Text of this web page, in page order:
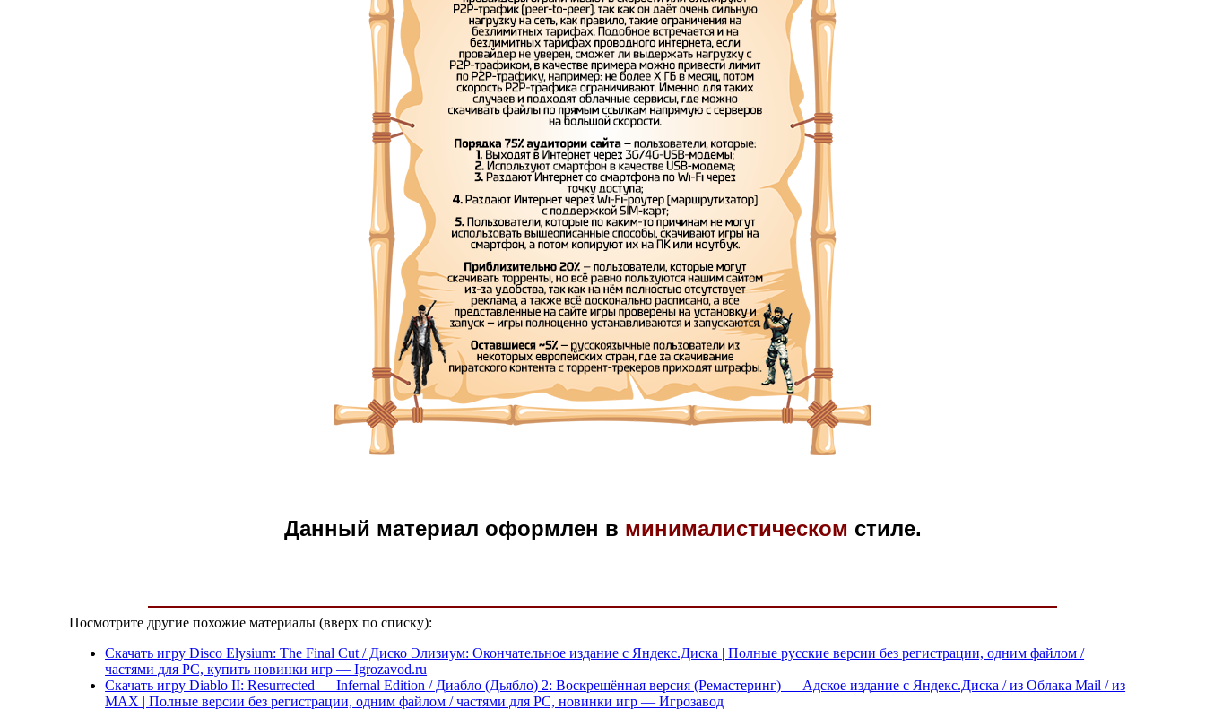
Данный материал оформлен в минималистическом стиле.
Посмотрите другие похожие материалы (вверх по списку):
Скачать игру Disco Elysium: The Final Cut / Диско Элизиум: Окончательное издание с Яндекс.Диска | Полные русские версии без регистрации, одним файлом /
частями для PC, купить новинки игр — Igrozavod.ru
Скачать игру Diablo II: Resurrected — Infernal Edition / Диабло (Дьябло) 2: Воскрешённая версия (Ремастеринг) — Адское издание с Яндекс.Диска / из Облака Mail / из
MAX | Полные версии без регистрации, одним файлом / частями для PC, новинки игр — Игрозавод